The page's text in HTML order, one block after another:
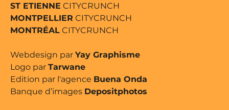
ST ETIENNE CITYCRUNCH
MONTPELLIER CITYCRUNCH
MONTRÉAL CITYCRUNCH
Webdesign par Yay Graphisme
Logo par Tarwane
Edition par l'agence Buena Onda
Banque d’images Depositphotos